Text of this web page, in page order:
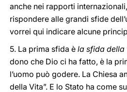
anche nei rapporti
rispondere alle grandi sfide
vorrei qui indicare alcune
5. La prima sfida è la sfida della
dono che Dio ci ha fatto, è la
l’uomo può godere. La Chiesa
della Vita”. E lo Stato ha come